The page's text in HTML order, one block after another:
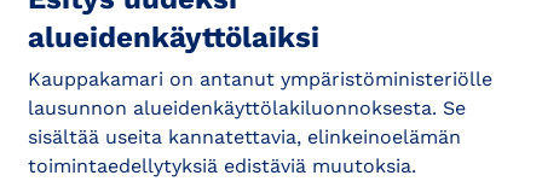
alueidenkäyttölaiksi
Kauppakamari on antanut ympäristöministeriölle
lausunnon alueidenkäyttölakiluonnoksesta. Se
sisältää useita kannatettavia, elinkeinoelämän
toimintaedellytyksiä edistäviä muutoksia.